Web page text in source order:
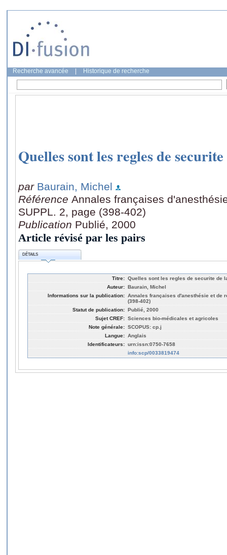
Recherche avancée Historique de recherche
Quelles sont les regles de
par Baurain, Michel
Référence Annales françaises
SUPPL. 2, page (398-402)
Publication Publié, 2000
Article révisé par les pairs
DÉTAILS
Titre: Quelles sont les regles de securite de
Auteur: Baurain, Michel
Informations sur la publication: Annales françaises d'anesthésie et de
(398-402)
Statut de publication: Publié, 2000
Sujet CREF: Sciences bio-médicales et agricoles
Note générale: SCOPUS: cp.j
Langue: Anglais
Identificateurs: urn:issn:0750-7658
info:scp/0033819474